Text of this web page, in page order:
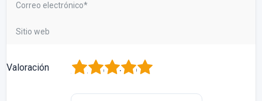
Valoración 5
4
3
2